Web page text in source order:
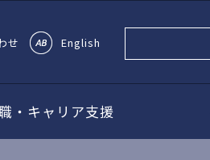
せ English
・キャリア支援